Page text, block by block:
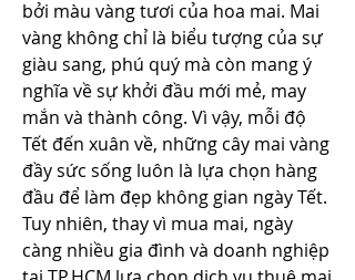
bởi màu vàng tươi của hoa mai. Mai
vàng không chỉ là biểu tượng của sự
giàu sang, phú quý mà còn mang ý
nghĩa về sự khởi đầu mới mẻ, may
mắn và thành công. Vì vậy, mỗi độ
Tết đến xuân về, những cây mai vàng
đầy sức sống luôn là lựa chọn hàng
đầu để làm đẹp không gian ngày Tết.
Tuy nhiên, thay vì mua mai, ngày
càng nhiều gia đình và doanh nghiệp